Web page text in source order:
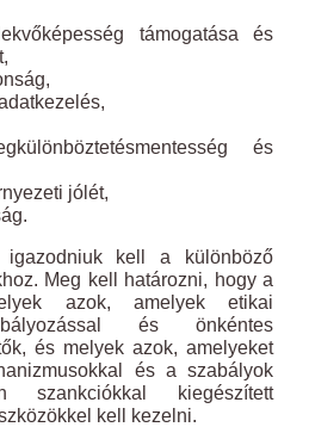
támogatása és
és
jólét,
igazodniuk kell a különböző
Meg kell határozni, hogy a
azok, amelyek etikai
és önkéntes
és melyek azok, amelyeket
és a szabályok
szankciókkal kiegészített
kell kezelni.